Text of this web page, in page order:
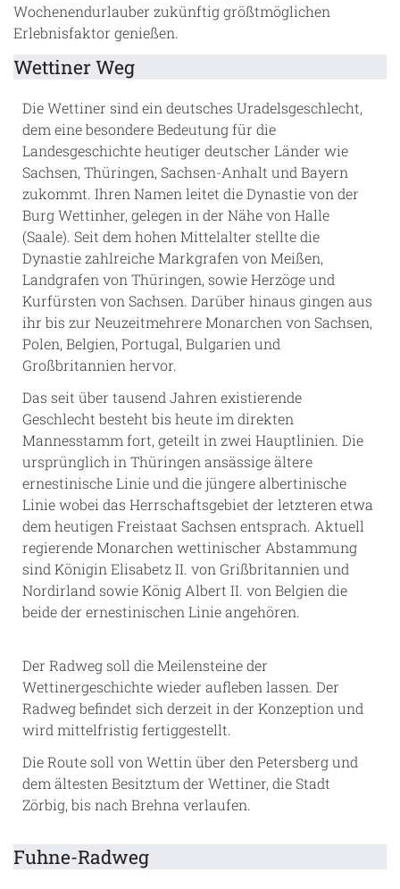
Wochenendurlauber zukünftig größtmöglichen
Erlebnisfaktor genießen.
Wettiner Weg
Die Wettiner sind ein deutsches Uradelsgeschlecht,
dem eine besondere Bedeutung für die
Landesgeschichte heutiger deutscher Länder wie
Sachsen, Thüringen, Sachsen-Anhalt und Bayern
zukommt. Ihren Namen leitet die Dynastie von der
Burg Wettinher, gelegen in der Nähe von Halle
(Saale). Seit dem hohen Mittelalter stellte die
Dynastie zahlreiche Markgrafen von Meißen,
Landgrafen von Thüringen, sowie Herzöge und
Kurfürsten von Sachsen. Darüber hinaus gingen aus
ihr bis zur Neuzeitmehrere Monarchen von Sachsen,
Polen, Belgien, Portugal, Bulgarien und
Großbritannien hervor.
Das seit über tausend Jahren existierende
Geschlecht besteht bis heute im direkten
Mannesstamm fort, geteilt in zwei Hauptlinien. Die
ursprünglich in Thüringen ansässige ältere
ernestinische Linie und die jüngere albertinische
Linie wobei das Herrschaftsgebiet der letzteren etwa
dem heutigen Freistaat Sachsen entsprach. Aktuell
regierende Monarchen wettinischer Abstammung
sind Königin Elisabetz II. von Grißbritannien und
Nordirland sowie König Albert II. von Belgien die
beide der ernestinischen Linie angehören.
Der Radweg soll die Meilensteine der
Wettinergeschichte wieder aufleben lassen. Der
Radweg befindet sich derzeit in der Konzeption und
wird mittelfristig fertiggestellt.
Die Route soll von Wettin über den Petersberg und
dem ältesten Besitztum der Wettiner, die Stadt
Zörbig, bis nach Brehna verlaufen.
Fuhne-Radweg